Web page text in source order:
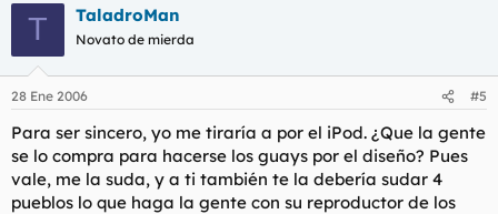
T TaladroMan
Novato de mierda
28 Ene 2006 #5
Para ser sincero, yo me tiraría a por el iPod. ¿Que la gente
se lo compra para hacerse los guays por el diseño? Pues
vale, me la suda, y a ti también te la debería sudar 4
pueblos lo que haga la gente con su reproductor de los